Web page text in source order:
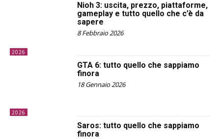
2026
Nioh 3: uscita, prezzo, piattaforme,
gameplay e tutto quello che c’è da
sapere
8 Febbraio 2026
2026
GTA 6: tutto quello che sappiamo
finora
18 Gennaio 2026
Saros: tutto quello che sappiamo
finora